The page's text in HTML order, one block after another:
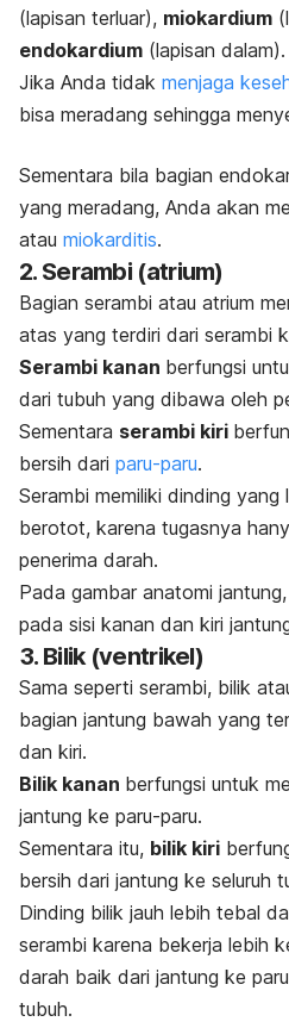
(lapisan terluar), miokardium
endokardium (lapisan dalam).
Jika Anda tidak menjaga
bisa meradang sehingga
Sementara bila bagian
yang meradang, Anda akan
atau miokarditis.
2. Serambi (atrium)
Bagian serambi atau atrium
atas yang terdiri dari serambi
Serambi kanan berfungsi
dari tubuh yang dibawa oleh
Sementara serambi kiri
bersih dari paru-paru.
Serambi memiliki dinding
berotot, karena tugasnya
penerima darah.
Pada gambar anatomi
pada sisi kanan dan kiri
3. Bilik (ventrikel)
Sama seperti serambi, bilik
bagian jantung bawah yang
dan kiri.
Bilik kanan berfungsi untuk
jantung ke paru-paru.
Sementara itu, bilik kiri
bersih dari jantung ke seluruh
Dinding bilik jauh lebih tebal
serambi karena bekerja lebih
darah baik dari jantung ke
tubuh.